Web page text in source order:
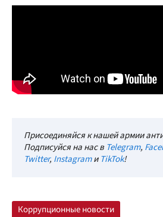
Присоединяйся к нашей армии
Подписуйся на нас в Telegram,
Twitter, InstagramиTikTok!
Коррупционные новости